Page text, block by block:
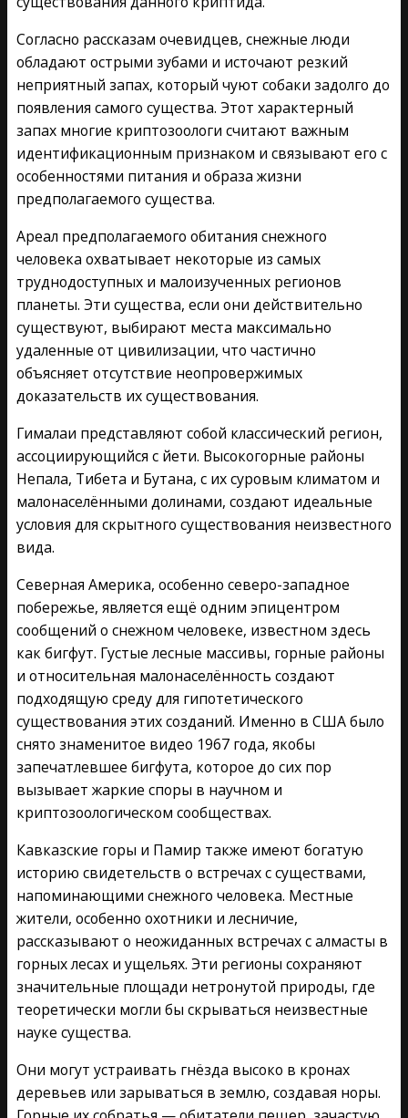
Согласно рассказам очевидцев, снежные люди
обладают острыми зубами и источают резкий
неприятный запах, который чуют собаки задолго до
появления самого существа. Этот характерный
запах многие криптозоологи считают важным
идентификационным признаком и связывают его с
особенностями питания и образа жизни
предполагаемого существа.
Ареал предполагаемого обитания снежного
человека охватывает некоторые из самых
труднодоступных и малоизученных регионов
планеты. Эти существа, если они действительно
существуют, выбирают места максимально
удаленные от цивилизации, что частично
объясняет отсутствие неопровержимых
доказательств их существования.
Гималаи представляют собой классический регион,
ассоциирующийся с йети. Высокогорные районы
Непала, Тибета и Бутана, с их суровым климатом и
малонаселёнными долинами, создают идеальные
условия для скрытного существования неизвестного
вида.
Северная Америка, особенно северо-западное
побережье, является ещё одним эпицентром
сообщений о снежном человеке, известном здесь
как бигфут. Густые лесные массивы, горные районы
и относительная малонаселённость создают
подходящую среду для гипотетического
существования этих созданий. Именно в США было
снято знаменитое видео 1967 года, якобы
запечатлевшее бигфута, которое до сих пор
вызывает жаркие споры в научном и
криптозоологическом сообществах.
Кавказские горы и Памир также имеют богатую
историю свидетельств о встречах с существами,
напоминающими снежного человека. Местные
жители, особенно охотники и лесничие,
рассказывают о неожиданных встречах с алмасты в
горных лесах и ущельях. Эти регионы сохраняют
значительные площади нетронутой природы, где
теоретически могли бы скрываться неизвестные
науке существа.
Они могут устраивать гнёзда высоко в кронах
деревьев или зарываться в землю, создавая норы.